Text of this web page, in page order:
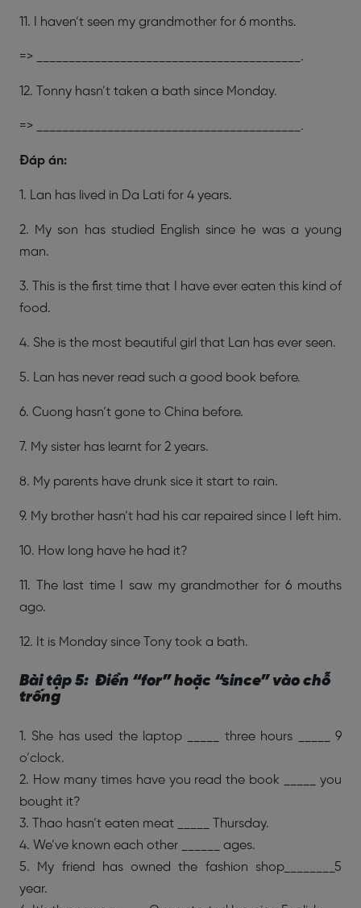
11. I haven’t seen my grandmother for 6 months.
=> _________________________________________.
12. Tonny hasn’t taken a bath since Monday.
=> _________________________________________.
Đáp án:
1. Lan has lived in Da Lati for 4 years.
2. My son has studied English since he was a young
man.
3. This is the first time that I have ever eaten this kind of
food.
4. She is the most beautiful girl that Lan has ever seen.
5. Lan has never read such a good book before.
6. Cuong hasn’t gone to China before.
7. My sister has learnt for 2 years.
8. My parents have drunk sice it start to rain.
9. My brother hasn’t had his car repaired since I left him.
10. How long have he had it?
11. The last time I saw my grandmother for 6 mouths
ago.
12. It is Monday since Tony took a bath.
Bài tập 5: Điền “for” hoặc “since” vào chỗ
trống
1. She has used the laptop _____ three hours _____ 9
o’clock.
2. How many times have you read the book _____ you
bought it?
3. Thao hasn’t eaten meat _____ Thursday.
4. We’ve known each other ______ ages.
5. My friend has owned the fashion shop________5
year.